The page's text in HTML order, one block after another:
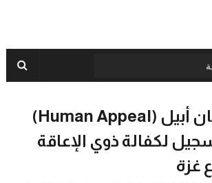
منظمة هيومان أبيل (Human Appeal)
لكفالة ذوي الإعاقة
غزة